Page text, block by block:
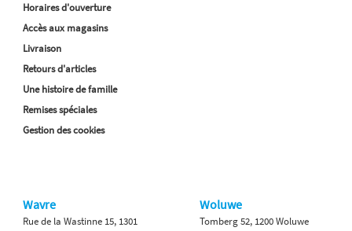
Horaires d'ouverture
Accès aux magasins
Livraison
Retours d'articles
Une histoire de famille
Remises spéciales
Gestion des cookies
Wavre
Rue de la Wastinne 15, 1301
Woluwe
Tomberg 52, 1200 Woluwe